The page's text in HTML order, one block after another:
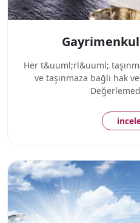
Her t&uuml;rl&uuml;
ve taşınmaza bağlı hak